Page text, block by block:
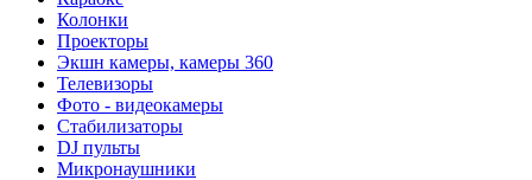
Колонки
Проекторы
Экшн камеры, камеры 360
Телевизоры
Фото - видеокамеры
Стабилизаторы
DJ пульты
Микронаушники